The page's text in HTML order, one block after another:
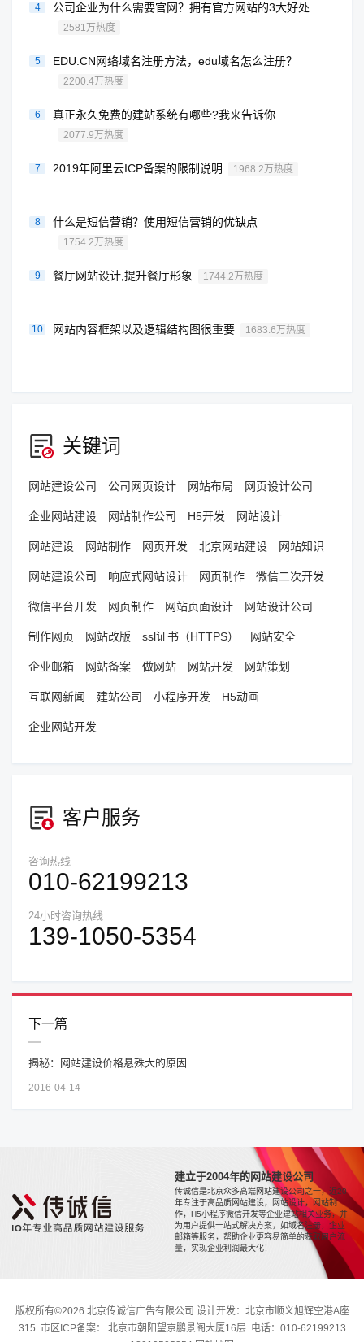
4 公司企业为什么需要官网？拥有官方网站的3大好处
2581万热度
5 EDU.CN网络域名注册方法，edu域名怎么注册？
2200.4万热度
6 真正永久免费的建站系统有哪些?我来告诉你
2077.9万热度
7 2019年阿里云ICP备案的限制说明 1968.2万热度
8 什么是短信营销？使用短信营销的优缺点
1754.2万热度
9 餐厅网站设计,提升餐厅形象 1744.2万热度
10 网站内容框架以及逻辑结构图很重要 1683.6万热度
关键词
网站建设公司 公司网页设计 网站布局 网页设计公司
企业网站建设 网站制作公司 H5开发 网站设计
网站建设 网站制作 网页开发 北京网站建设 网站知识
网站建设公司 响应式网站设计 网页制作 微信二次开发
微信平台开发 网页制作 网站页面设计 网站设计公司
制作网页 网站改版 ssl证书（HTTPS） 网站安全
企业邮箱 网站备案 做网站 网站开发 网站策划
互联网新闻 建站公司 小程序开发 H5动画
企业网站开发
客户服务
咨询热线
010-62199213
24小时咨询热线
139-1050-5354
下一篇
揭秘：网站建设价格悬殊大的原因
2016-04-14
建立于2004年的网站建设公司
传诚信是北京众多高端网站建设公司之一，近20
年专注于高品质网站建设，网站设计，网站制
作，H5小程序微信开发等企业建站相关业务，并
为用户提供一站式解决方案，如域名注册，企业
邮箱等服务，帮助企业更容易简单的获取用户流
量，实现企业利润最大化！
版权所有©2026 北京传诚信广告有限公司 设计开发：北京市顺义旭辉空港A座
315 市区ICP备案： 北京市朝阳望京鹏景阁大厦16层 电话：010-62199213